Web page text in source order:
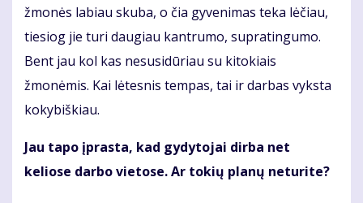
žmonės labiau skuba, o čia gyvenimas teka lėčiau,
tiesiog jie turi daugiau kantrumo, supratingumo.
Bent jau kol kas nesusidūriau su kitokiais
žmonėmis. Kai lėtesnis tempas, tai ir darbas vyksta
kokybiškiau.
Jau tapo įprasta, kad gydytojai dirba net
keliose darbo vietose. Ar tokių planų neturite?